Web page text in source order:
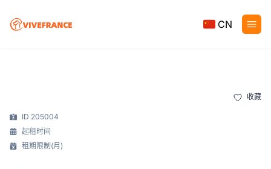
CN
收藏
ID 205004
起租时间
租期限制(月)